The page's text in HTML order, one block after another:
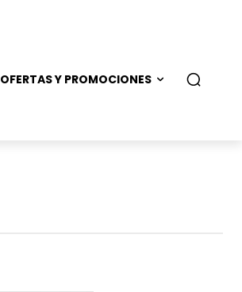
OFERTAS Y PROMOCIONES